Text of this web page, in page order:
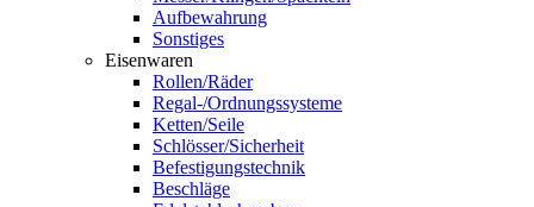
Aufbewahrung
Sonstiges
Eisenwaren
Rollen/Räder
Regal-/Ordnungssysteme
Ketten/Seile
Schlösser/Sicherheit
Befestigungstechnik
Beschläge